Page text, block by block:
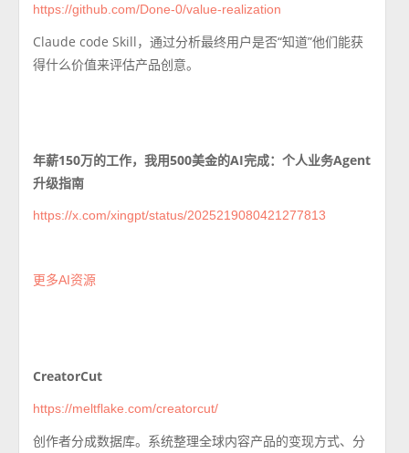
https://github.com/Done-0/value-realization
Claude code Skill，通过分析最终用户是否“知道”他们能获
得什么价值来评估产品创意。
年薪150万的工作，我用500美金的AI完成：个人业务Agent
升级指南
https://x.com/xingpt/status/2025219080421277813
更多AI资源
CreatorCut
https://meltflake.com/creatorcut/
创作者分成数据库。系统整理全球内容产品的变现方式、分